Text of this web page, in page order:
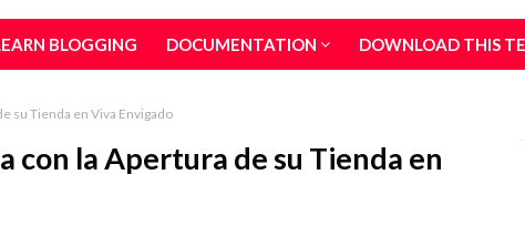
BLOGGING DOCUMENTATION DOWNLOAD THIS
su Tienda en Viva Envigado
con la Apertura de su Tienda en